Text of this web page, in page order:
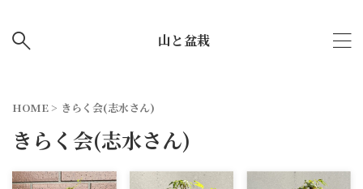
山と盆栽
HOME > きらく会(志水さん)
きらく会(志水さん)